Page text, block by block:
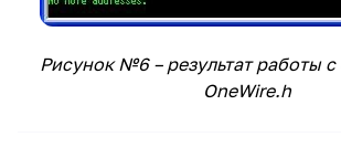
Рисунок №6 – результат работы
OneWire.h